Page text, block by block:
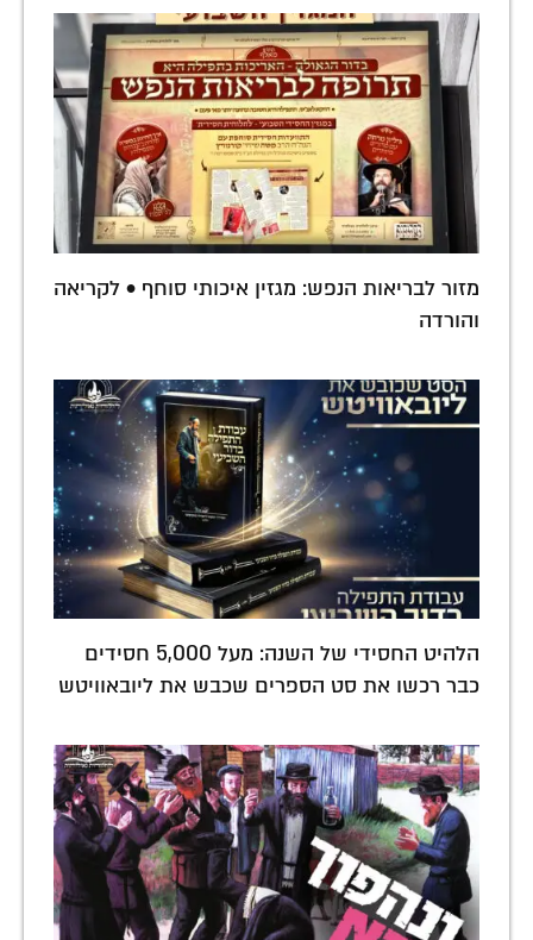
מזור לבריאות הנפש: מגזין איכותי סוחף • לקריאה
והורדה
הלהיט החסידי של השנה: מעל 5,000 חסידים
כבר רכשו את סט הספרים שכבש את ליובאוויטש